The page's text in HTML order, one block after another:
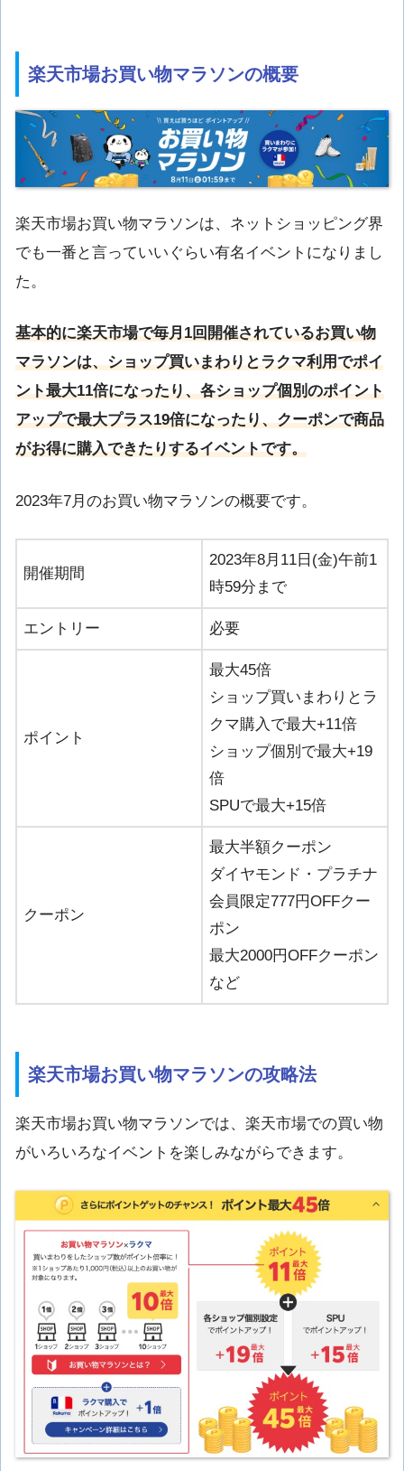
楽天市場お買い物マラソンの概要
楽天市場お買い物マラソンは、ネットショッピング界
でも一番と言っていいぐらい有名イベントになりまし
た。
基本的に楽天市場で毎月1回開催されているお買い物
マラソンは、ショップ買いまわりとラクマ利用でポイ
ント最大11倍になったり、各ショップ個別のポイント
アップで最大プラス19倍になったり、クーポンで商品
がお得に購入できたりするイベントです。
2023年7月のお買い物マラソンの概要です。
開催期間
2023年8月11日(金)午前1
時59分まで
エントリー 必要
ポイント
最大45倍
ショップ買いまわりとラ
クマ購入で最大+11倍
ショップ個別で最大+19
倍
SPUで最大+15倍
クーポン
最大半額クーポン
ダイヤモンド・プラチナ
会員限定777円OFFクー
ポン
最大2000円OFFクーポン
など
楽天市場お買い物マラソンの攻略法
楽天市場お買い物マラソンでは、楽天市場での買い物
がいろいろなイベントを楽しみながらできます。